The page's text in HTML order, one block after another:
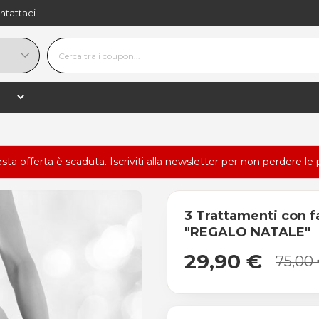
offerta è scaduta. Iscriviti alla newsletter per non perdere le
3 Trattamenti con
"REGALO NATALE"
29,90 € 75,00